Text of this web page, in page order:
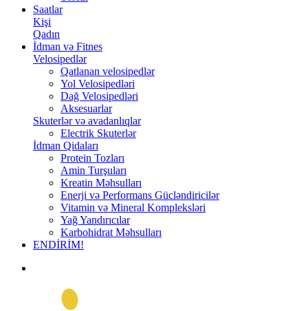
Saatlar
Kişi
Qadın
İdman və Fitnes
Velosipedlər
Qatlanan velosipedlər
Yol Velosipedləri
Dağ Velosipedləri
Aksesuarlar
Skuterlər və avadanlıqlar
Electrik Skuterlər
İdman Qidaları
Protein Tozları
Amin Turşuları
Kreatin Məhsulları
Enerji və Performans Gücləndiricilər
Vitamin və Mineral Kompleksləri
Yağ Yandırıcılar
Karbohidrat Məhsulları
ENDİRİM!